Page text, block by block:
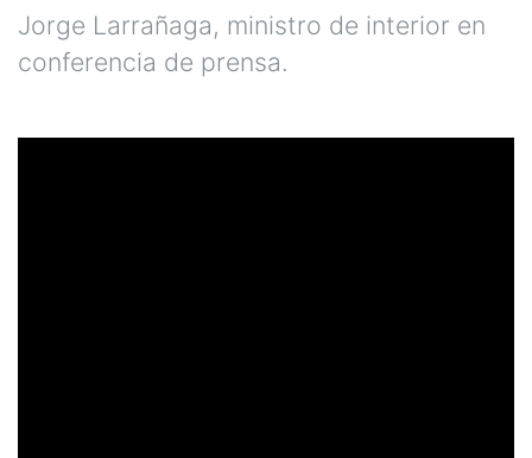
Jorge Larrañaga, ministro de interior en
conferencia de prensa.